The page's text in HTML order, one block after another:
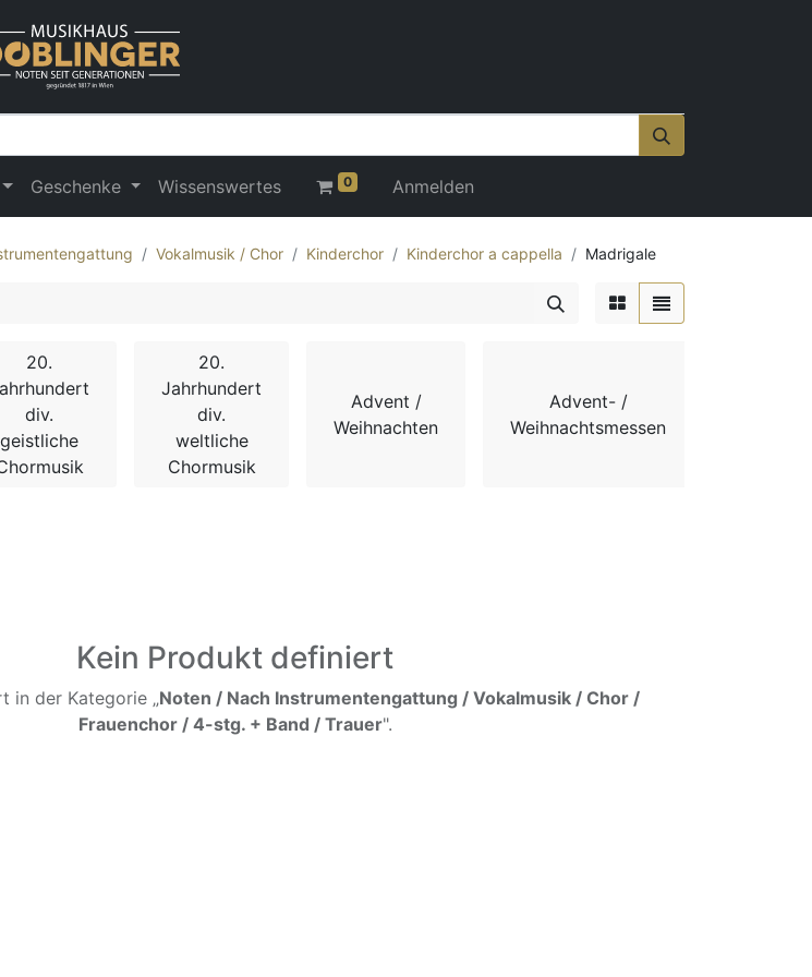
Geschenke Wissenswertes 0 Anmelden
Vokalmusik / Chor Kinderchor Kinderchor a cappella Madrigale
20.
div.
geistliche
20.
Jahrhundert
div.
weltliche
Chormusik
Advent /
Weihnachten
Advent- /
Weihnachtsmessen
Kein Produkt definiert
in der Kategorie „Noten / Nach Instrumentengattung / Vokalmusik / Chor /
Frauenchor / 4-stg. + Band / Trauer".